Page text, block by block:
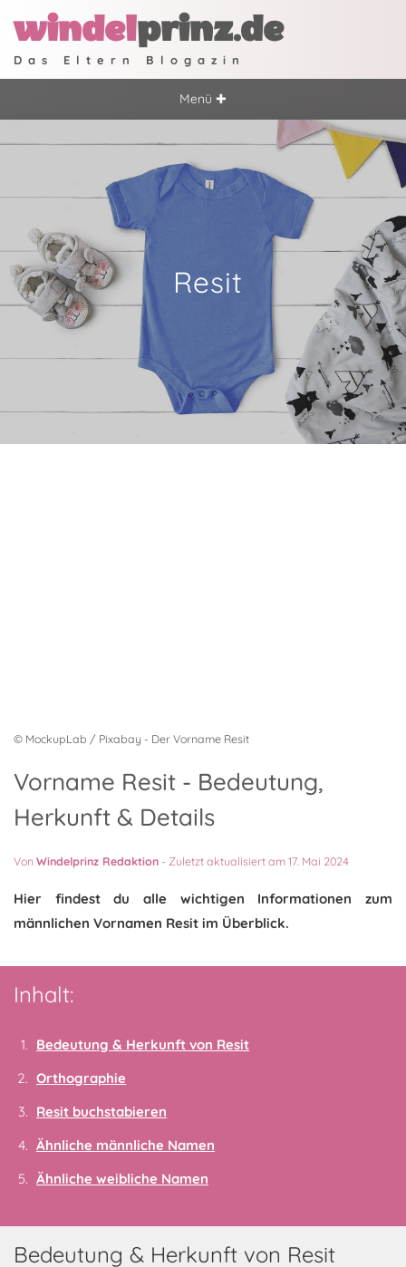
windelprinz.de
Das Eltern Blogazin
Menü ✚
Resit
© MockupLab / Pixabay - Der Vorname Resit
Vorname Resit - Bedeutung,
Herkunft & Details
VonWindelprinz Redaktion - Zuletzt aktualisiert am 17. Mai 2024
Hier findest du alle wichtigen Informationen zum
männlichen Vornamen Resit im Überblick.
Inhalt:
Bedeutung & Herkunft von Resit
Orthographie
Resit buchstabieren
Ähnliche männliche Namen
Ähnliche weibliche Namen
Bedeutung & Herkunft von Resit